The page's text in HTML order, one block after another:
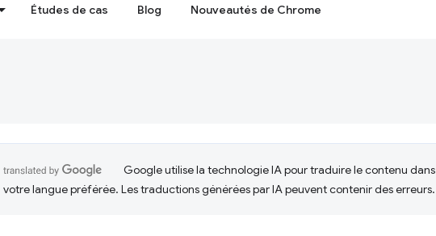
Études de cas Blog Nouveautés de Chrome
Google utilise la technologie IA pour traduire le contenu dans
votre langue préférée. Les traductions générées par IA peuvent contenir des erreurs.